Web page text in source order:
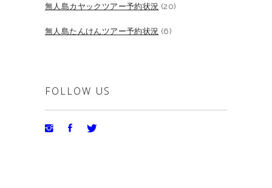
無人島カヤックツアー予約状況 (20)
無人島たんけんツアー予約状況 (6)
FOLLOW US